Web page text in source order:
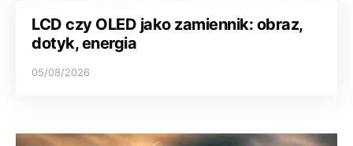
LCD czy OLED jako zamiennik: obraz,
dotyk, energia
05/08/2026